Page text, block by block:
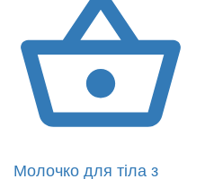
Молочко для тіла з